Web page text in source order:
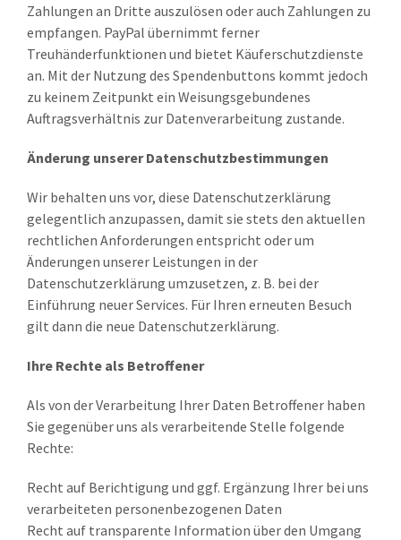
Zahlungen an Dritte auszulösen oder auch Zahlungen zu
empfangen. PayPal übernimmt ferner
Treuhänderfunktionen und bietet Käuferschutzdienste
an. Mit der Nutzung des Spendenbuttons kommt jedoch
zu keinem Zeitpunkt ein Weisungsgebundenes
Auftragsverhältnis zur Datenverarbeitung zustande.
Änderung unserer Datenschutzbestimmungen
Wir behalten uns vor, diese Datenschutzerklärung
gelegentlich anzupassen, damit sie stets den aktuellen
rechtlichen Anforderungen entspricht oder um
Änderungen unserer Leistungen in der
Datenschutzerklärung umzusetzen, z. B. bei der
Einführung neuer Services. Für Ihren erneuten Besuch
gilt dann die neue Datenschutzerklärung.
Ihre Rechte als Betroffener
Als von der Verarbeitung Ihrer Daten Betroffener haben
Sie gegenüber uns als verarbeitende Stelle folgende
Rechte:
Recht auf Berichtigung und ggf. Ergänzung Ihrer bei uns
verarbeiteten personenbezogenen Daten
Recht auf transparente Information über den Umgang